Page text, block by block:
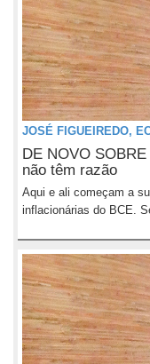
JOSÉ FIGUEIREDO,
DE NOVO
não têm razão
Aqui e ali começam a
inflacionárias do BCE.